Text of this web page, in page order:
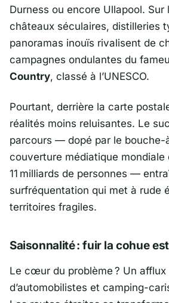
Durness ou encore Ullapool. Sur
châteaux séculaires, distilleries
panoramas inouïs rivalisent de
campagnes ondulantes du
Country, classé à l’UNESCO.
Pourtant, derrière la carte
réalités moins reluisantes. Le
parcours — dopé par le bouche-
couverture médiatique mondiale
11 milliards de personnes —
surfréquentation qui met à rude
territoires fragiles.
Saisonnalité : fuir la cohue
Le cœur du problème ? Un afflux
d’automobilistes et camping-